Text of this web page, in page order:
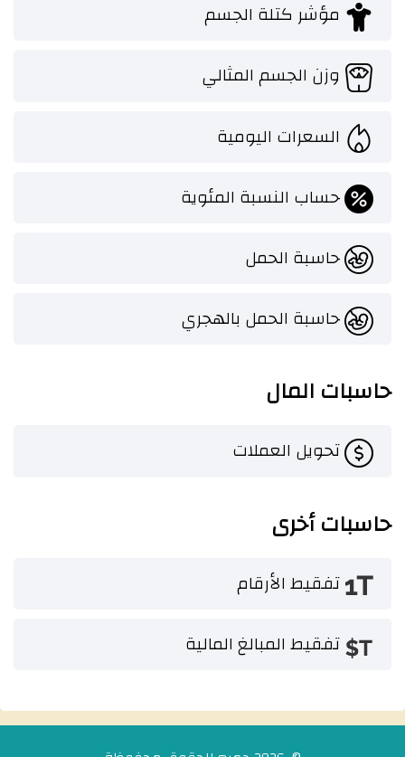
مؤشر كتلة الجسم
وزن الجسم المثالي
السعرات اليومية
حساب النسبة المئوية
حاسبة الحمل
حاسبة الحمل بالهجري
حاسبات المال
تحويل العملات
حاسبات أخرى
تفقيط الأرقام
تفقيط المبالغ المالية